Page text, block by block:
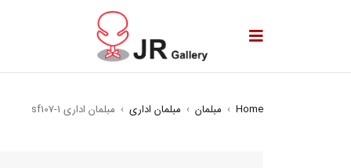
Home
› مبلمان › مبلمان اداری › مبلمان اداری sf107-1